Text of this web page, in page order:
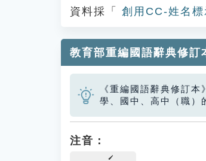
資料採「
創用CC-姓名
教育部重編國語辭典修訂
《重編國語辭典修訂
學、國中、高中（職）
注音：